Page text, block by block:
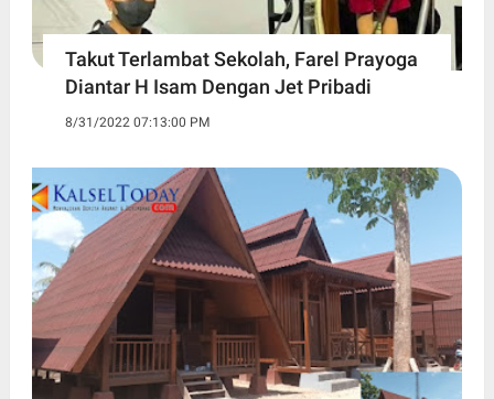
Takut Terlambat Sekolah, Farel Prayoga
Diantar H Isam Dengan Jet Pribadi
8/31/2022 07:13:00 PM